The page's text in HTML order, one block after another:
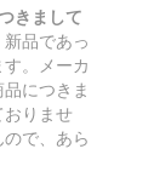
きまして
品であっ
。メーカ
につきま
りませ
で、あら